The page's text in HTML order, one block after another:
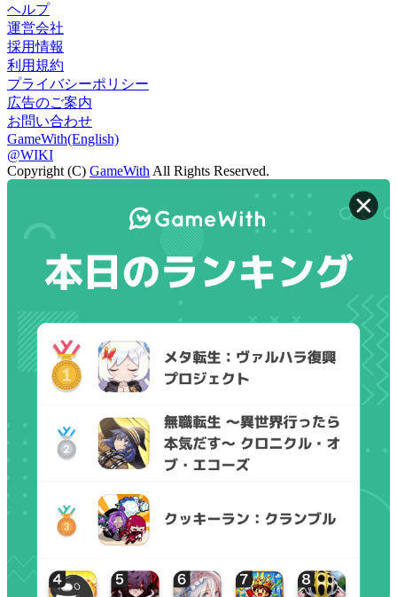
ヘルプ
運営会社
採用情報
利用規約
プライバシーポリシー
広告のご案内
お問い合わせ
GameWith(English)
@WIKI
Copyright (C) GameWith All Rights Reserved.